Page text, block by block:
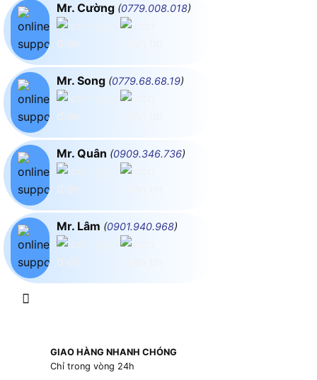
Mr. Cường (0779.008.018)
Mr. Song (0779.68.68.19)
Mr. Quân (0909.346.736)
Mr. Lâm (0901.940.968)
GIAO HÀNG NHANH CHÓNG
Chỉ trong vòng 24h